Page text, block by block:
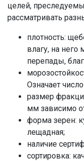
целей,
рассматривать
плотность:
влагу, на
перепады,
Означает
размер
мм зависимо
форма зерен:
лещадная;
наличие
сортировка: